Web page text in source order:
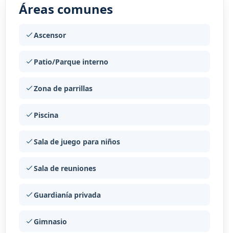
Áreas comunes
Ascensor
Patio/Parque interno
Zona de parrillas
Piscina
Sala de juego para niños
Sala de reuniones
Guardianía privada
Gimnasio